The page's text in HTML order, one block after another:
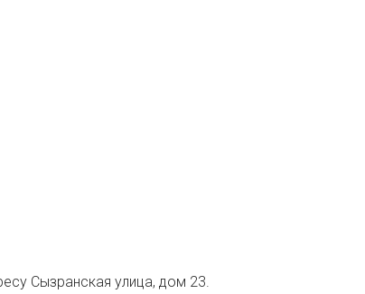
Сызранская улица, дом 23.